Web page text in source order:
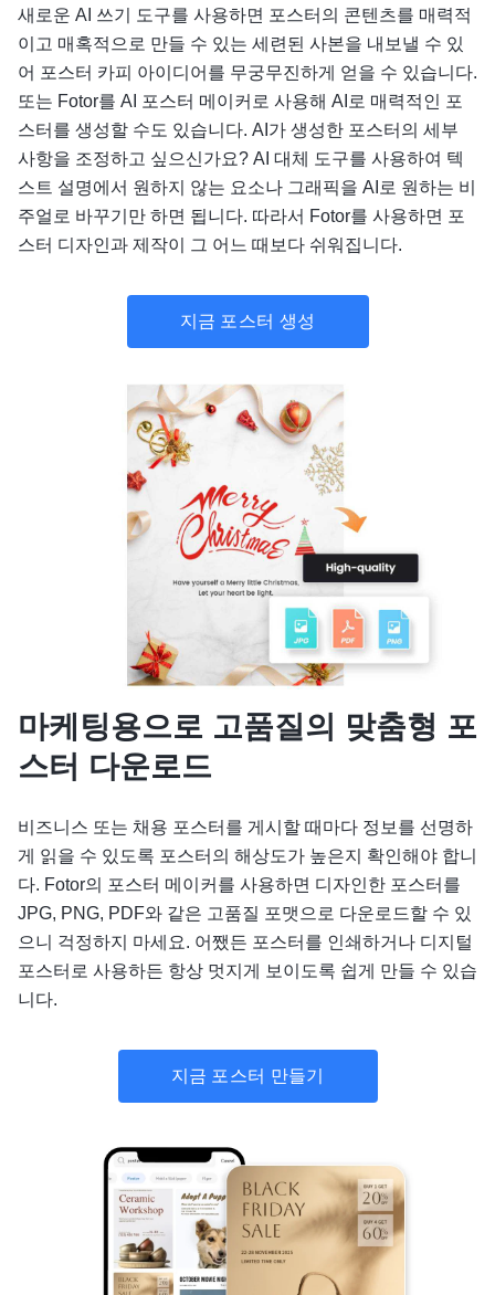
새로운 AI 쓰기 도구를 사용하면 포스터의 콘텐츠를 매력적
이고 매혹적으로 만들 수 있는 세련된 사본을 내보낼 수 있
어 포스터 카피 아이디어를 무궁무진하게 얻을 수 있습니다.
또는 Fotor를 AI 포스터 메이커로 사용해 AI로 매력적인 포
스터를 생성할 수도 있습니다. AI가 생성한 포스터의 세부
사항을 조정하고 싶으신가요? AI 대체 도구를 사용하여 텍
스트 설명에서 원하지 않는 요소나 그래픽을 AI로 원하는 비
주얼로 바꾸기만 하면 됩니다. 따라서 Fotor를 사용하면 포
스터 디자인과 제작이 그 어느 때보다 쉬워집니다.
지금 포스터 생성
마케팅용으로 고품질의 맞춤형 포
스터 다운로드
비즈니스 또는 채용 포스터를 게시할 때마다 정보를 선명하
게 읽을 수 있도록 포스터의 해상도가 높은지 확인해야 합니
다. Fotor의 포스터 메이커를 사용하면 디자인한 포스터를
JPG, PNG, PDF와 같은 고품질 포맷으로 다운로드할 수 있
으니 걱정하지 마세요. 어쨌든 포스터를 인쇄하거나 디지털
포스터로 사용하든 항상 멋지게 보이도록 쉽게 만들 수 있습
니다.
지금 포스터 만들기